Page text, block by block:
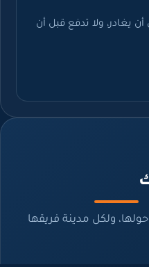
ولا تدفع قبل أن
ولكل مدينة فريقها